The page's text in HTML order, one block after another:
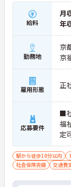
給料
月
年
勤務地
京
京
雇用形態 正
応募要件
■
福
定
駅から徒歩10分以内
社会保険完備
交通費